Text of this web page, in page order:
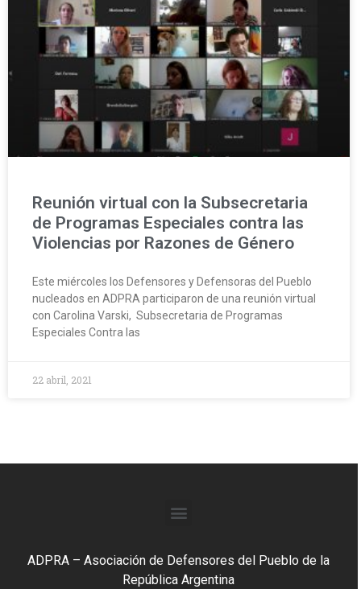
Reunión virtual con la Subsecretaria
de Programas Especiales contra las
Violencias por Razones de Género
Este miércoles los Defensores y Defensoras del Pueblo
nucleados en ADPRA participaron de una reunión virtual
con Carolina Varski, Subsecretaria de Programas
Especiales Contra las
22 abril, 2021
ADPRA – Asociación de Defensores del Pueblo de la
República Argentina